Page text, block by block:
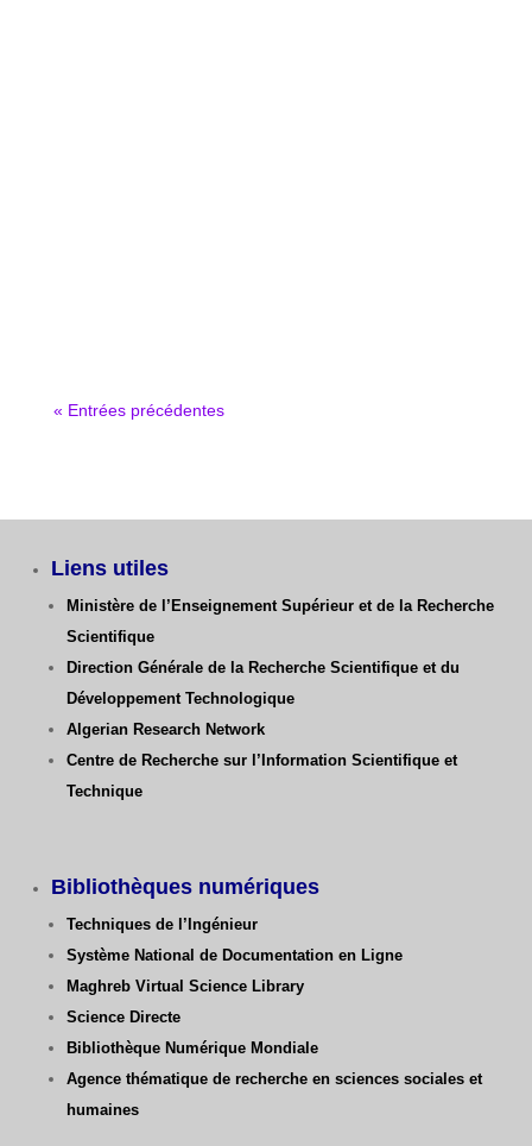
« Entrées précédentes
Liens utiles
Ministère de l’Enseignement Supérieur et de la Recherche
Scientifique
Direction Générale de la Recherche Scientifique et du
Développement Technologique
Algerian Research Network
Centre de Recherche sur l’Information Scientifique et
Technique
Bibliothèques numériques
Techniques de l’Ingénieur
Système National de Documentation en Ligne
Maghreb Virtual Science Library
Science Directe
Bibliothèque Numérique Mondiale
Agence thématique de recherche en sciences sociales et
humaines